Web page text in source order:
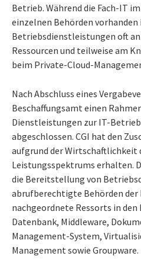
Betrieb. Während die Fach-IT
einzelnen Behörden
Betriebsdienstleistungen oft
Ressourcen und teilweise am
beim Private-Cloud-
Nach Abschluss eines
Beschaffungsamt einen
Dienstleistungen zur IT-
abgeschlossen. CGI hat den
aufgrund der Wirtschaftlichkeit
Leistungsspektrums erhalten.
die Bereitstellung von
abrufberechtigte Behörden der
nachgeordnete Ressorts in den
Datenbank, Middleware,
Management-System,
Management sowie Groupware.